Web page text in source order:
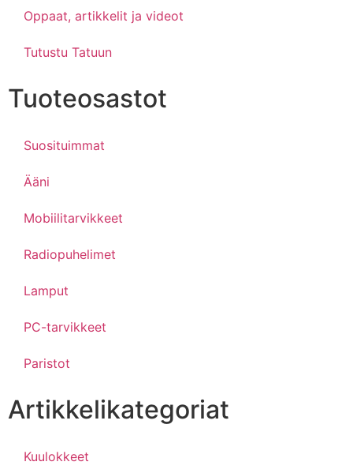
Oppaat, artikkelit ja videot
Tutustu Tatuun
Tuoteosastot
Suosituimmat
Ääni
Mobiilitarvikkeet
Radiopuhelimet
Lamput
PC-tarvikkeet
Paristot
Artikkelikategoriat
Kuulokkeet